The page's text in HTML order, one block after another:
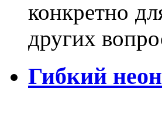
конкретно
других
Гибкий